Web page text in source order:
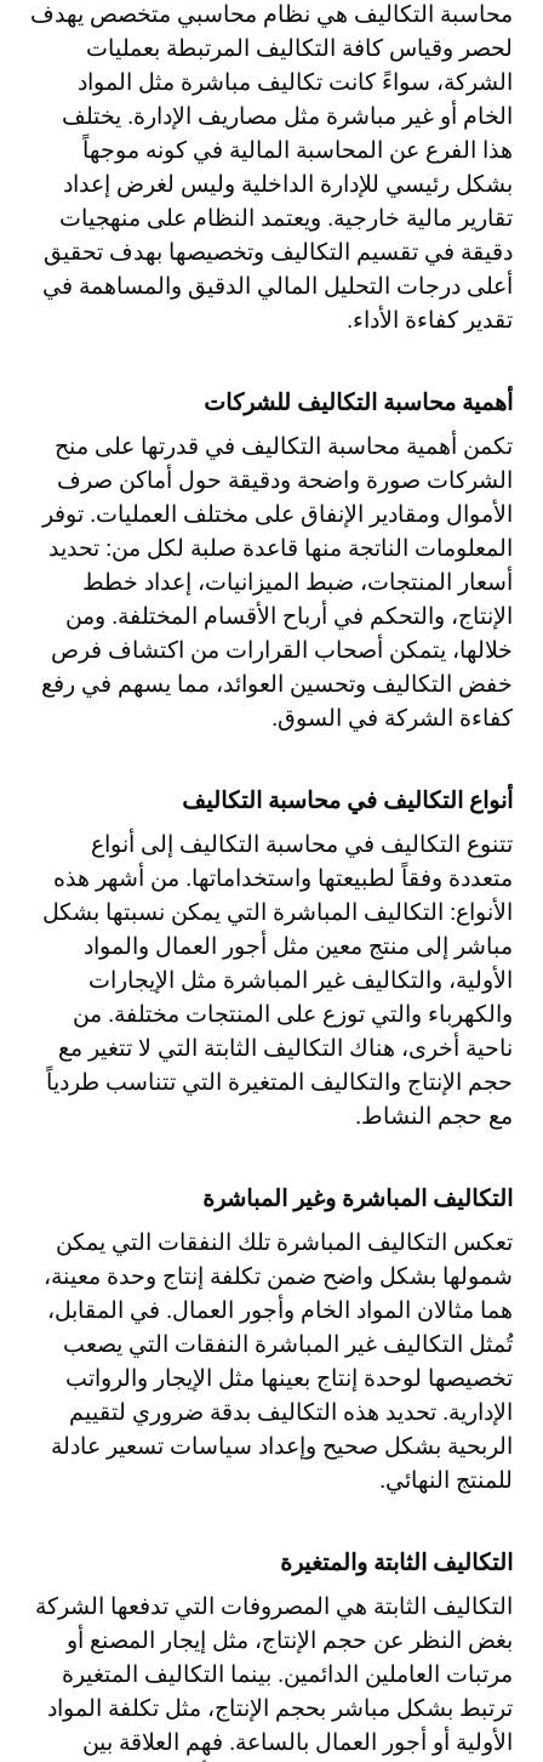
محاسبة التكاليف هي نظام محاسبي متخصص يهدف
لحصر وقياس كافة التكاليف المرتبطة بعمليات
الشركة، سواءً كانت تكاليف مباشرة مثل المواد
الخام أو غير مباشرة مثل مصاريف الإدارة. يختلف
هذا الفرع عن المحاسبة المالية في كونه موجهاً
بشكل رئيسي للإدارة الداخلية وليس لغرض إعداد
تقارير مالية خارجية. ويعتمد النظام على منهجيات
دقيقة في تقسيم التكاليف وتخصيصها بهدف تحقيق
أعلى درجات التحليل المالي الدقيق والمساهمة في
تقدير كفاءة الأداء.
أهمية محاسبة التكاليف للشركات
تكمن أهمية محاسبة التكاليف في قدرتها على منح
الشركات صورة واضحة ودقيقة حول أماكن صرف
الأموال ومقادير الإنفاق على مختلف العمليات. توفر
المعلومات الناتجة منها قاعدة صلبة لكل من: تحديد
أسعار المنتجات، ضبط الميزانيات، إعداد خطط
الإنتاج، والتحكم في أرباح الأقسام المختلفة. ومن
خلالها، يتمكن أصحاب القرارات من اكتشاف فرص
خفض التكاليف وتحسين العوائد، مما يسهم في رفع
كفاءة الشركة في السوق.
أنواع التكاليف في محاسبة التكاليف
تتنوع التكاليف في محاسبة التكاليف إلى أنواع
متعددة وفقاً لطبيعتها واستخداماتها. من أشهر هذه
الأنواع: التكاليف المباشرة التي يمكن نسبتها بشكل
مباشر إلى منتج معين مثل أجور العمال والمواد
الأولية، والتكاليف غير المباشرة مثل الإيجارات
والكهرباء والتي توزع على المنتجات مختلفة. من
ناحية أخرى، هناك التكاليف الثابتة التي لا تتغير مع
حجم الإنتاج والتكاليف المتغيرة التي تتناسب طردياً
مع حجم النشاط.
التكاليف المباشرة وغير المباشرة
تعكس التكاليف المباشرة تلك النفقات التي يمكن
شمولها بشكل واضح ضمن تكلفة إنتاج وحدة معينة،
هما مثالان المواد الخام وأجور العمال. في المقابل،
تُمثل التكاليف غير المباشرة النفقات التي يصعب
تخصيصها لوحدة إنتاج بعينها مثل الإيجار والرواتب
الإدارية. تحديد هذه التكاليف بدقة ضروري لتقييم
الربحية بشكل صحيح وإعداد سياسات تسعير عادلة
للمنتج النهائي.
التكاليف الثابتة والمتغيرة
التكاليف الثابتة هي المصروفات التي تدفعها الشركة
بغض النظر عن حجم الإنتاج، مثل إيجار المصنع أو
مرتبات العاملين الدائمين. بينما التكاليف المتغيرة
ترتبط بشكل مباشر بحجم الإنتاج، مثل تكلفة المواد
الأولية أو أجور العمال بالساعة. فهم العلاقة بين